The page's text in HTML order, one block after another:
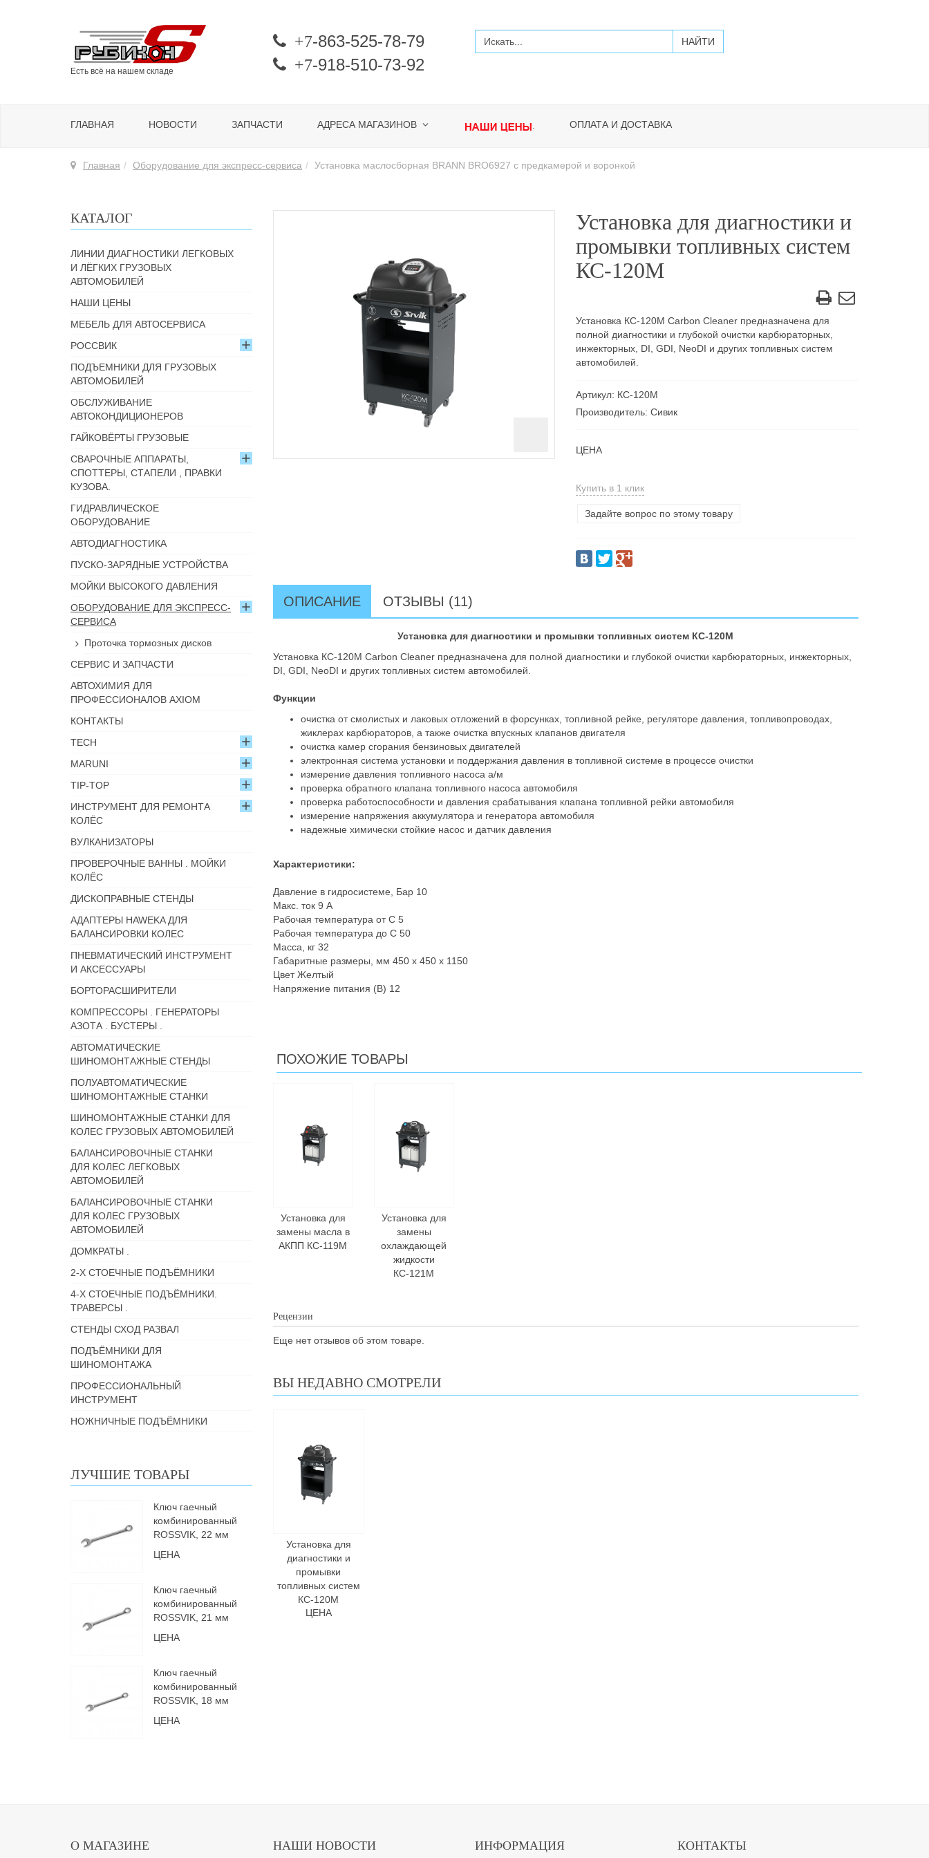
Есть всё на нашем складе
+7-863-525-78-79
+7-918-510-73-92
ГЛАВНАЯ НОВОСТИ ЗАПЧАСТИ АДРЕСА МАГАЗИНОВ . ОПЛАТА И ДОСТАВКА
Главная Оборудование для экспресс-сервиса Установка маслосборная BRANN BRO6927 с предкамерой и воронкой
Установка для диагностики и
промывки топливных систем
КС-120М
Установка КС-120М Carbon Cleaner предназначена для
полной диагностики и глубокой очистки карбюраторных,
инжекторных, DI, GDI, NeoDI и других топливных систем
автомобилей.
Артикул: КС-120М
Производитель: Сивик
ЦЕНА
Купить в 1 клик
Задайте вопрос по этому товару
ОПИСАНИЕ ОТЗЫВЫ (11)
Установка для диагностики и промывки топливных систем КС-120М
Установка КС-120М Carbon Cleaner предназначена для полной диагностики и глубокой очистки карбюраторных, инжекторных,
DI, GDI, NeoDI и других топливных систем автомобилей.
Функции
очистка от смолистых и лаковых отложений в форсунках, топливной рейке, регуляторе давления, топливопроводах,
жиклерах карбюраторов, а также очистка впускных клапанов двигателя
очистка камер сгорания бензиновых двигателей
электронная система установки и поддержания давления в топливной системе в процессе очистки
измерение давления топливного насоса а/м
проверка обратного клапана топливного насоса автомобиля
проверка работоспособности и давления срабатывания клапана топливной рейки автомобиля
измерение напряжения аккумулятора и генератора автомобиля
надежные химически стойкие насос и датчик давления
Характеристики:
Давление в гидросистеме, Бар 10
Макс. ток 9 А
Рабочая температура от С 5
Рабочая температура до С 50
Масса, кг 32
Габаритные размеры, мм 450 х 450 х 1150
Цвет Желтый
Напряжение питания (В) 12
ПОХОЖИЕ ТОВАРЫ
Установка для
замены масла в
АКПП КС-119М
Установка для
замены
охлаждающей
жидкости
КС-121М
Рецензии
Еще нет отзывов об этом товаре.
ВЫ НЕДАВНО СМОТРЕЛИ
Установка для
диагностики и
промывки
топливных систем
КС-120М
ЦЕНА
КАТАЛОГ
ЛИНИИ ДИАГНОСТИКИ ЛЕГКОВЫХ
И ЛЁГКИХ ГРУЗОВЫХ
АВТОМОБИЛЕЙ
НАШИ ЦЕНЫ
МЕБЕЛЬ ДЛЯ АВТОСЕРВИСА
РОССВИК
ПОДЪЕМНИКИ ДЛЯ ГРУЗОВЫХ
АВТОМОБИЛЕЙ
ОБСЛУЖИВАНИЕ
АВТОКОНДИЦИОНЕРОВ
ГАЙКОВЁРТЫ ГРУЗОВЫЕ
СВАРОЧНЫЕ АППАРАТЫ,
СПОТТЕРЫ, СТАПЕЛИ , ПРАВКИ
КУЗОВА.
ГИДРАВЛИЧЕСКОЕ
ОБОРУДОВАНИЕ
АВТОДИАГНОСТИКА
ПУСКО-ЗАРЯДНЫЕ УСТРОЙСТВА
МОЙКИ ВЫСОКОГО ДАВЛЕНИЯ
ОБОРУДОВАНИЕ ДЛЯ ЭКСПРЕСС-
СЕРВИСА
Проточка тормозных дисков
СЕРВИС И ЗАПЧАСТИ
АВТОХИМИЯ ДЛЯ
ПРОФЕССИОНАЛОВ AXIOM
КОНТАКТЫ
TECH
MARUNI
TIP-TOP
ИНСТРУМЕНТ ДЛЯ РЕМОНТА
КОЛЁС
ВУЛКАНИЗАТОРЫ
ПРОВЕРОЧНЫЕ ВАННЫ . МОЙКИ
КОЛЁС
ДИСКОПРАВНЫЕ СТЕНДЫ
АДАПТЕРЫ HAWEKA ДЛЯ
БАЛАНСИРОВКИ КОЛЕС
ПНЕВМАТИЧЕСКИЙ ИНСТРУМЕНТ
И АКСЕССУАРЫ
БОРТОРАСШИРИТЕЛИ
КОМПРЕССОРЫ . ГЕНЕРАТОРЫ
АЗОТА . БУСТЕРЫ .
АВТОМАТИЧЕСКИЕ
ШИНОМОНТАЖНЫЕ СТЕНДЫ
ПОЛУАВТОМАТИЧЕСКИЕ
ШИНОМОНТАЖНЫЕ СТАНКИ
ШИНОМОНТАЖНЫЕ СТАНКИ ДЛЯ
КОЛЕС ГРУЗОВЫХ АВТОМОБИЛЕЙ
БАЛАНСИРОВОЧНЫЕ СТАНКИ
ДЛЯ КОЛЕС ЛЕГКОВЫХ
АВТОМОБИЛЕЙ
БАЛАНСИРОВОЧНЫЕ СТАНКИ
ДЛЯ КОЛЕС ГРУЗОВЫХ
АВТОМОБИЛЕЙ
ДОМКРАТЫ .
2-Х СТОЕЧНЫЕ ПОДЪЁМНИКИ
4-Х СТОЕЧНЫЕ ПОДЪЁМНИКИ.
ТРАВЕРСЫ .
СТЕНДЫ СХОД РАЗВАЛ
ПОДЪЁМНИКИ ДЛЯ
ШИНОМОНТАЖА
ПРОФЕССИОНАЛЬНЫЙ
ИНСТРУМЕНТ
НОЖНИЧНЫЕ ПОДЪЁМНИКИ
ЛУЧШИЕ ТОВАРЫ
Ключ гаечный
комбинированный
ROSSVIK, 22 мм
ЦЕНА
Ключ гаечный
комбинированный
ROSSVIK, 21 мм
ЦЕНА
Ключ гаечный
комбинированный
ROSSVIK, 18 мм
ЦЕНА
О МАГАЗИНЕ НАШИ НОВОСТИ ИНФОРМАЦИЯ КОНТАКТЫ